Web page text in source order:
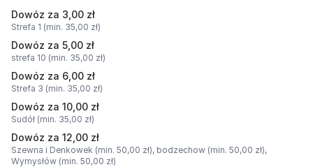
Dowóz za 3,00 zł
Strefa 1 (min. 35,00 zł)
Dowóz za 5,00 zł
strefa 10 (min. 35,00 zł)
Dowóz za 6,00 zł
Strefa 3 (min. 35,00 zł)
Dowóz za 10,00 zł
Sudół (min. 35,00 zł)
Dowóz za 12,00 zł
Szewna i Denkowek (min. 50,00 zł), bodzechow (min. 50,00 zł),
Wymysłów (min. 50,00 zł)